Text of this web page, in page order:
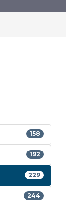
158
192
229
244